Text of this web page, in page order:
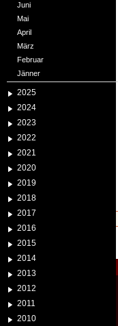
Juni
Mai
April
März
Februar
Jänner
2025
2024
2023
2022
2021
2020
2019
2018
2017
2016
2015
2014
2013
2012
2011
2010